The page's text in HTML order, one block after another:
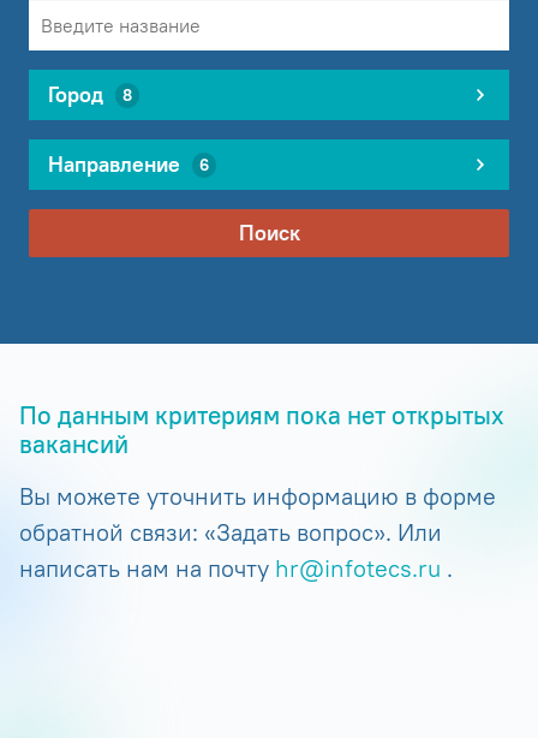
Город 8
Направление 6
Поиск
По данным критериям пока нет открытых
вакансий
Вы можете уточнить информацию в форме
обратной связи: «Задать вопрос». Или
написать нам на почту hr@infotecs.ru .